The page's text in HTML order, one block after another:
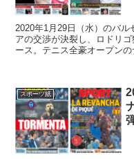
2020年1月29日（水）のバ
アの交渉が決裂し、ロドリ
ース。テニス全豪オープンの
スポーツ紙